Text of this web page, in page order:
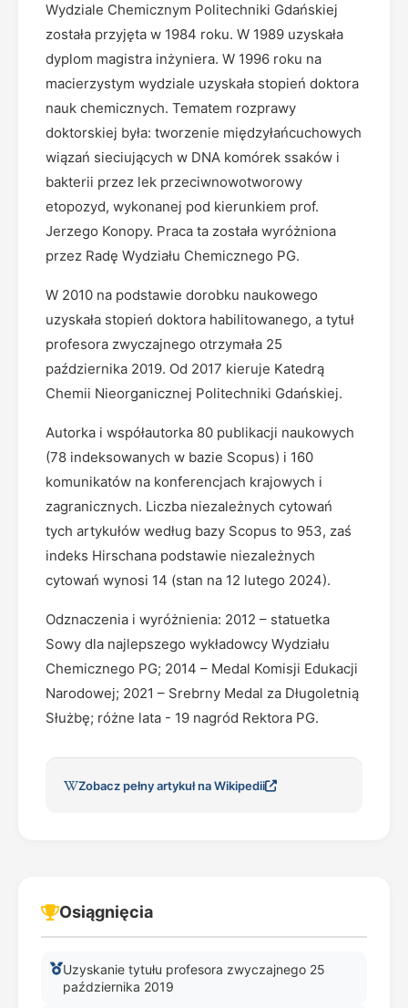
Wydziale Chemicznym Politechniki Gdańskiej
została przyjęta w 1984 roku. W 1989 uzyskała
dyplom magistra inżyniera. W 1996 roku na
macierzystym wydziale uzyskała stopień doktora
nauk chemicznych. Tematem rozprawy
doktorskiej była: tworzenie międzyłańcuchowych
wiązań sieciujących w DNA komórek ssaków i
bakterii przez lek przeciwnowotworowy
etopozyd, wykonanej pod kierunkiem prof.
Jerzego Konopy. Praca ta została wyróżniona
przez Radę Wydziału Chemicznego PG.
W 2010 na podstawie dorobku naukowego
uzyskała stopień doktora habilitowanego, a tytuł
profesora zwyczajnego otrzymała 25
października 2019. Od 2017 kieruje Katedrą
Chemii Nieorganicznej Politechniki Gdańskiej.
Autorka i współautorka 80 publikacji naukowych
(78 indeksowanych w bazie Scopus) i 160
komunikatów na konferencjach krajowych i
zagranicznych. Liczba niezależnych cytowań
tych artykułów według bazy Scopus to 953, zaś
indeks Hirschana podstawie niezależnych
cytowań wynosi 14 (stan na 12 lutego 2024).
Odznaczenia i wyróżnienia: 2012 – statuetka
Sowy dla najlepszego wykładowcy Wydziału
Chemicznego PG; 2014 – Medal Komisji Edukacji
Narodowej; 2021 – Srebrny Medal za Długoletnią
Służbę; różne lata - 19 nagród Rektora PG.
Zobacz pełny artykuł na Wikipedii
Osiągnięcia
Uzyskanie tytułu profesora zwyczajnego 25
października 2019